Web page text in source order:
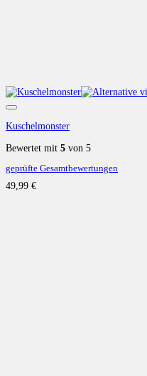
Kuschelmonster
Bewertet mit 5 von 5
geprüfte Gesamtbewertungen
49,99 €